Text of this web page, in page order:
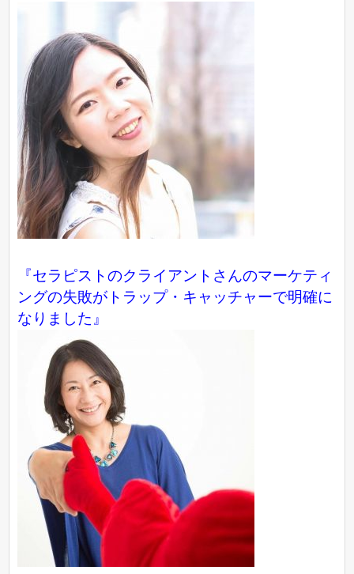
『セラピストのクライアントさんのマーケティ
ングの失敗がトラップ・キャッチャーで明確に
なりました』